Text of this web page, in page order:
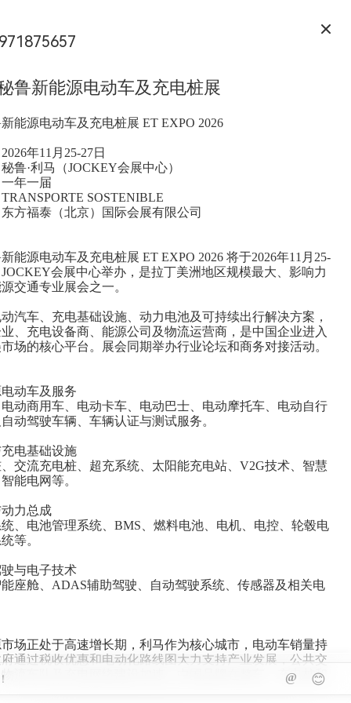
鲁新能源电动车及充电桩展
能源电动车及充电桩展 ET EXPO 2026
年11月25-27日
鲁·利马（JOCKEY会展中心）
年一届
SOSTENIBLE
方福泰（北京）国际会展有限公司
能源电动车及充电桩展 ET EXPO 2026 将于2026年11月25-
会展中心举办，是拉丁美洲地区规模最大、影响力
交通专业展会之一。
汽车、充电基础设施、动力电池及可持续出行解决方案，
、充电设备商、能源公司及物流运营商，是中国企业进入
场的核心平台。展会同期举办行业论坛和商务对接活动。
动车及服务
动商用车、电动卡车、电动巴士、电动摩托车、电动自行
动驾驶车辆、车辆认证与测试服务。
电基础设施
交流充电桩、超充系统、太阳能充电站、V2G技术、智慧
能电网等。
力总成
、电池管理系统、BMS、燃料电池、电机、电控、轮毂电
等。
与电子技术
座舱、ADAS辅助驾驶、自动驾驶系统、传感器及相关电
场正处于高速增长期，利马作为核心城市，电动车销量持
通过税收优惠和电动化路线图大力支持产业发展，公共交
流车队及充电网络建设加速。中国品牌在整车、充电桩和
高性价比优势，已成为市场重要力量，是中国企业布局南
@ 😊